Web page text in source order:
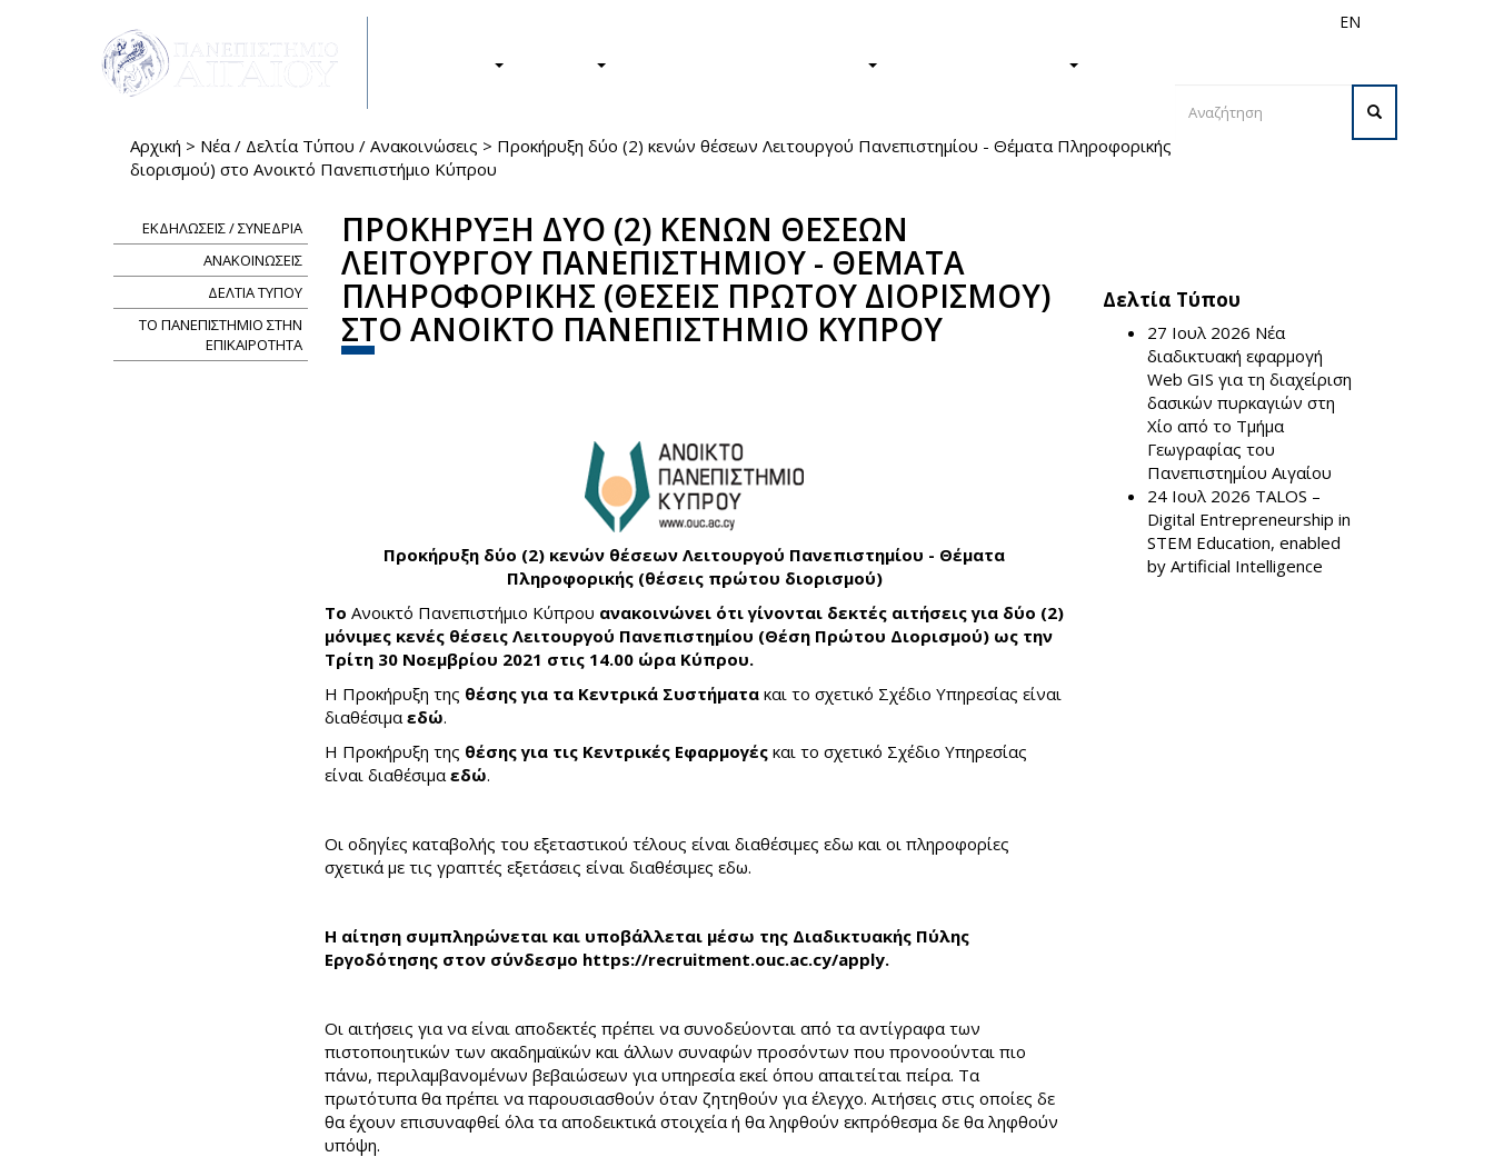
EN
Φόρμα
Είστε εδώ
Αρχική > Νέα / Δελτία Τύπου / Ανακοινώσεις > Προκήρυξη δύο (2) κενών θέσεων Λειτουργού Πανεπιστημίου - Θέματα Πληροφορικής (θέσεις πρώτου
διορισμού) στο Ανοικτό Πανεπιστήμιο Κύπρου
ΠΡΟΚΗΡΥΞΗ ΔΥΟ (2) ΚΕΝΩΝ ΘΕΣΕΩΝ
ΛΕΙΤΟΥΡΓΟΥ ΠΑΝΕΠΙΣΤΗΜΙΟΥ - ΘΕΜΑΤΑ
ΠΛΗΡΟΦΟΡΙΚΗΣ (ΘΕΣΕΙΣ ΠΡΩΤΟΥ ΔΙΟΡΙΣΜΟΥ)
ΣΤΟ ΑΝΟΙΚΤΟ ΠΑΝΕΠΙΣΤΗΜΙΟ ΚΥΠΡΟΥ
Προκήρυξη δύο (2) κενών θέσεων Λειτουργού Πανεπιστημίου - Θέματα
Πληροφορικής (θέσεις πρώτου διορισμού)
Το Ανοικτό Πανεπιστήμιο Κύπρου ανακοινώνει ότι γίνονται δεκτές αιτήσεις για δύο (2)
μόνιμες κενές θέσεις Λειτουργού Πανεπιστημίου (Θέση Πρώτου Διορισμού) ως την
Τρίτη 30 Νοεμβρίου 2021 στις 14.00 ώρα Κύπρου.
H Προκήρυξη της θέσης για τα Κεντρικά Συστήματα και το σχετικό Σχέδιο Υπηρεσίας είναι
διαθέσιμα εδώ.
H Προκήρυξη της θέσης για τις Κεντρικές Εφαρμογές και το σχετικό Σχέδιο Υπηρεσίας
είναι διαθέσιμα εδώ.
Οι οδηγίες καταβολής του εξεταστικού τέλους είναι διαθέσιμες εδω και οι πληροφορίες
σχετικά με τις γραπτές εξετάσεις είναι διαθέσιμες εδω.
Η αίτηση συμπληρώνεται και υποβάλλεται μέσω της Διαδικτυακής Πύλης
Εργοδότησης στον σύνδεσμο https://recruitment.ouc.ac.cy/apply.
Οι αιτήσεις για να είναι αποδεκτές πρέπει να συνοδεύονται από τα αντίγραφα των
πιστοποιητικών των ακαδημαϊκών και άλλων συναφών προσόντων που προνοούνται πιο
πάνω, περιλαμβανομένων βεβαιώσεων για υπηρεσία εκεί όπου απαιτείται πείρα. Τα
πρωτότυπα θα πρέπει να παρουσιασθούν όταν ζητηθούν για έλεγχο. Αιτήσεις στις οποίες δε
θα έχουν επισυναφθεί όλα τα αποδεικτικά στοιχεία ή θα ληφθούν εκπρόθεσμα δε θα ληφθούν
υπόψη.
ΕΚΔΗΛΩΣΕΙΣ / ΣΥΝΕΔΡΙΑ
ΑΝΑΚΟΙΝΩΣΕΙΣ
ΔΕΛΤΙΑ ΤΥΠΟΥ
ΤΟ ΠΑΝΕΠΙΣΤΗΜΙΟ ΣΤΗΝ
ΕΠΙΚΑΙΡΟΤΗΤΑ
Δελτία Τύπου
27 Ιουλ 2026 Νέα
διαδικτυακή εφαρμογή
Web GIS για τη διαχείριση
δασικών πυρκαγιών στη
Χίο από το Τμήμα
Γεωγραφίας του
Πανεπιστημίου Αιγαίου
24 Ιουλ 2026 TALOS –
Digital Entrepreneurship in
STEM Education, enabled
by Artificial Intelligence